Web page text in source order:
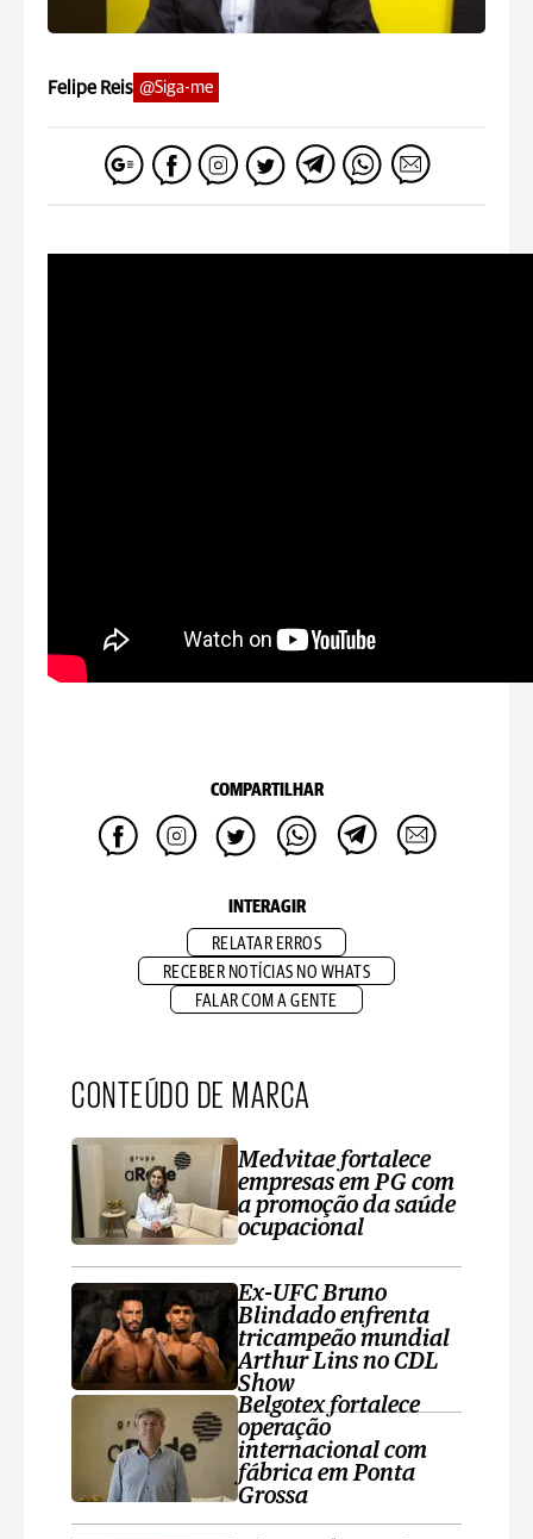
Felipe Reis @Siga-me
COMPARTILHAR
INTERAGIR
RELATAR ERROS
RECEBER NOTÍCIAS NO WHATS
FALAR COM A GENTE
CONTEÚDO DE MARCA
Medvitae fortalece
empresas em PG com
a promoção da saúde
ocupacional
Ex-UFC Bruno
Blindado enfrenta
tricampeão mundial
Arthur Lins no CDL
Show
Belgotex fortalece
operação
internacional com
fábrica em Ponta
Grossa